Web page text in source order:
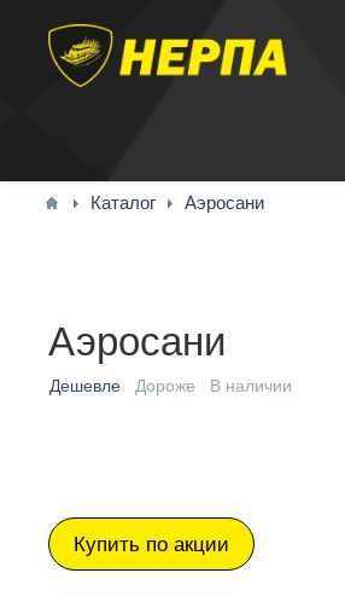
Каталог Аэросани
Аэросани
Дешевле Дороже В наличии
Купить по акции